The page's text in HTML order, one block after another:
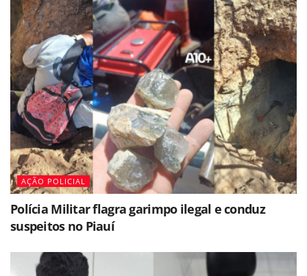
AÇÃO POLICIAL
Polícia Militar flagra garimpo ilegal e conduz
suspeitos no Piauí